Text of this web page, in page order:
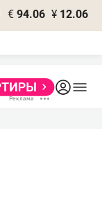
€ 94.06 ¥ 12.06